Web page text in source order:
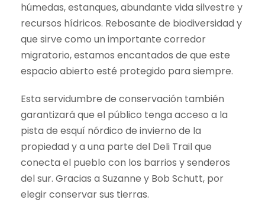
húmedas, estanques, abundante vida silvestre y
recursos hídricos. Rebosante de biodiversidad y
que sirve como un importante corredor
migratorio, estamos encantados de que este
espacio abierto esté protegido para siempre.
Esta servidumbre de conservación también
garantizará que el público tenga acceso a la
pista de esquí nórdico de invierno de la
propiedad y a una parte del Deli Trail que
conecta el pueblo con los barrios y senderos
del sur. Gracias a Suzanne y Bob Schutt, por
elegir conservar sus tierras.